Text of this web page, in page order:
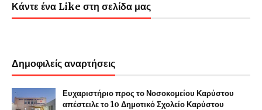
Κάντε ένα Like στη σελίδα μας
Δημοφιλείς αναρτήσεις
Ευχαριστήριο προς το Νοσοκομείου Καρύστου
απέστειλε το 1o Δημοτικό Σχολείο Καρύστου